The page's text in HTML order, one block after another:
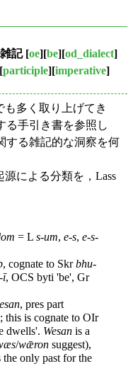
記[oe][be][od_dialect]
participle][imperative]
多く取り上げてき
る手引き書を参照し
する雑記的な洞察を何
による分類を，Lass
= L s-um, e-s, e-s-
, cognate to Skrbhu-
ī, OCS byti 'be', Gr
, pres part
; this is cognate to OIr
dwells'. Wesan is a
/wǣron suggest),
the only past for the